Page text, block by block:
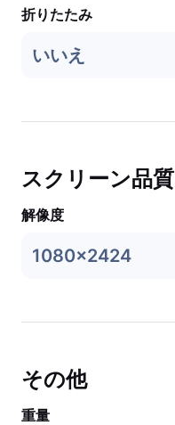
折りたたみ
いいえ
スクリーン品質
解像度
1080x2424
その他
重量